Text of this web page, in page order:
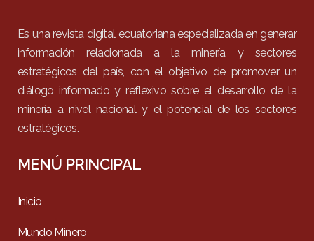
Es una revista digital ecuatoriana especializada en generar
información relacionada a la minería y sectores
estratégicos del país, con el objetivo de promover un
diálogo informado y reflexivo sobre el desarrollo de la
minería a nivel nacional y el potencial de los sectores
estratégicos.
MENÚ PRINCIPAL
Inicio
Mundo Minero